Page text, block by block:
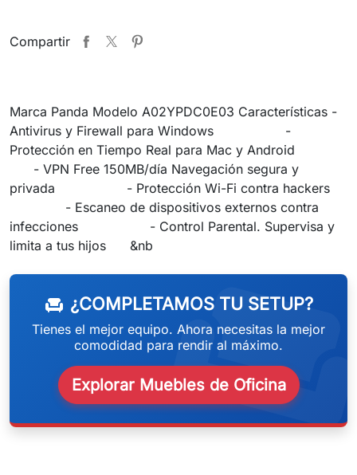
Compartir
Marca Panda Modelo A02YPDC0E03 Características -
Antivirus y Firewall para Windows -
Protección en Tiempo Real para Mac y Android
- VPN Free 150MB/día Navegación segura y
privada - Protección Wi-Fi contra hackers
- Escaneo de dispositivos externos contra
infecciones - Control Parental. Supervisa y
limita a tus hijos &nb
chair ¿COMPLETAMOS TU SETUP?
Tienes el mejor equipo. Ahora necesitas la mejor
comodidad para rendir al máximo.
Explorar Muebles de Oficina